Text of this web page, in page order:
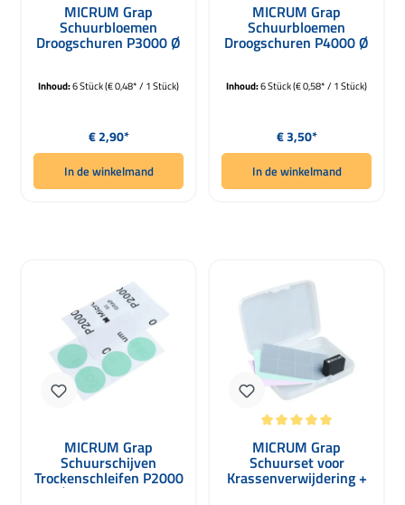
MICRUM Grap
Schuurbloemen
Droogschuren P3000 Ø
34mm 6 Stuks
Inhoud:6 Stück(€ 0,48* / 1 Stück)
Normale prijs:
€ 2,90*
In de winkelmand
MICRUM Grap
Schuurbloemen
Droogschuren P4000 Ø
34mm 6 Stuks
Inhoud:6 Stück(€ 0,58* / 1 Stück)
Normale prijs:
€ 3,50*
In de winkelmand
MICRUM Grap
Schuurschijven
Trockenschleifen P2000
Ø 34mm 6 Stuks
Gemiddelde waardering van 5 van
MICRUM Grap
Schuurset voor
Krassenverwijdering +
Koffer